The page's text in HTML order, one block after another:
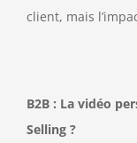
client, mais
B2B : La vidéo
Selling ?